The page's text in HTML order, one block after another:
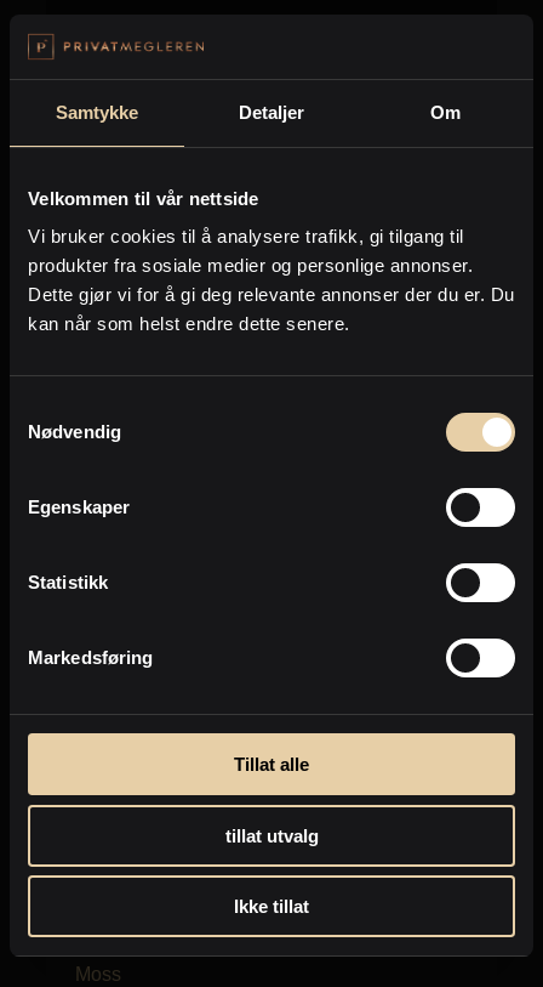
Samtykke Detaljer Om
Velkommen til vår nettside
Vi bruker cookies til å analysere trafikk, gi tilgang til
produkter fra sosiale medier og personlige annonser.
Dette gjør vi for å gi deg relevante annonser der du er. Du
kan når som helst endre dette senere.
Nødvendig
Egenskaper
Statistikk
Markedsføring
Tillat alle
tillat utvalg
Ikke tillat
Moss
Glassverket 2
Leilighet -63m2
3.990.000,-
Forrige Neste
Eiendommer jeg selger nå
Moss